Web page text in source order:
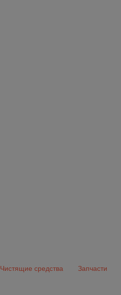
Чистящие средства Запчасти